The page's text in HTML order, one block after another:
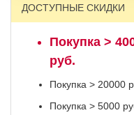
ДОСТУПНЫЕ СКИДКИ
Покупка >
руб.
Покупка > 20000
Покупка > 5000